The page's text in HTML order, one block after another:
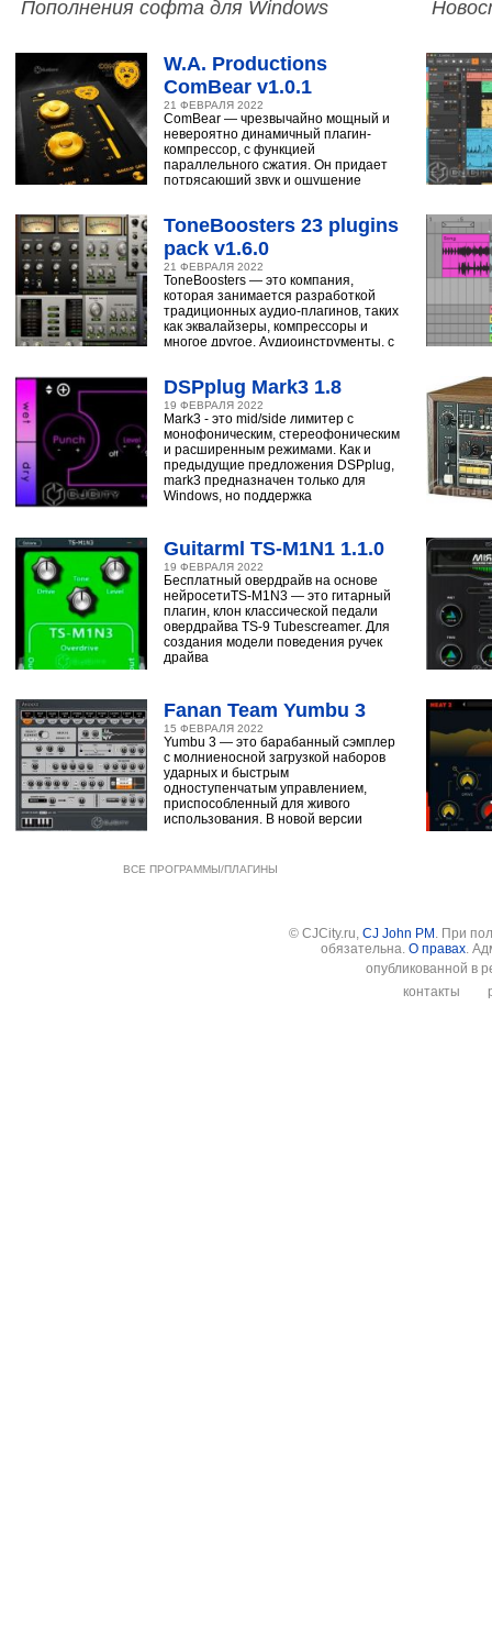
Пополнения софта для Windows
W.A. Productions
ComBear v1.0.1
21 ФЕВРАЛЯ 2022
ComBear — чрезвычайно мощный и
невероятно динамичный плагин-
компрессор, с функцией
параллельного сжатия. Он придает
потрясающий звук и ощущение
ToneBoosters 23 plugins
pack v1.6.0
21 ФЕВРАЛЯ 2022
ToneBoosters — это компания,
которая занимается разработкой
традиционных аудио-плагинов, таких
как эквалайзеры, компрессоры и
многое другое. Аудиоинструменты, с
DSPplug Mark3 1.8
19 ФЕВРАЛЯ 2022
Mark3 - это mid/side лимитер с
монофоническим, стереофоническим
и расширенным режимами. Как и
предыдущие предложения DSPplug,
mark3 предназначен только для
Windows, но поддержка
Guitarml TS-M1N1 1.1.0
19 ФЕВРАЛЯ 2022
Бесплатный овердрайв на основе
нейросетиTS-M1N3 — это гитарный
плагин, клон классической педали
овердрайва TS-9 Tubescreamer. Для
создания модели поведения ручек
драйва
Fanan Team Yumbu 3
15 ФЕВРАЛЯ 2022
Yumbu 3 — это барабанный сэмплер
с молниеносной загрузкой наборов
ударных и быстрым
одноступенчатым управлением,
приспособленный для живого
использования. В новой версии
ВСЕ ПРОГРАММЫ/ПЛАГИНЫ
© CJCity.ru, CJ John PM . При
обязательна. О правах .
опубликованной в
контакты